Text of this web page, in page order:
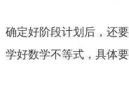
确定好阶段计划后，还
学好数学不等式，具体